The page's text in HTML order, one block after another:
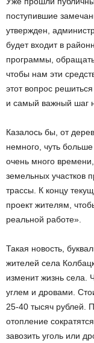
поступившие
утвержден,
будет входит в
программы,
чтобы нам эти
этот вопрос
и самый важный шаг
Казалось бы, от
немного, чуть
очень много
земельных участков
трассы. К концу
проект жителям,
реальной работе».
Такая новость,
жителей села
изменит жизнь села.
углем и дровами.
25-40 тысяч рублей.
отопление
завозить уголь или